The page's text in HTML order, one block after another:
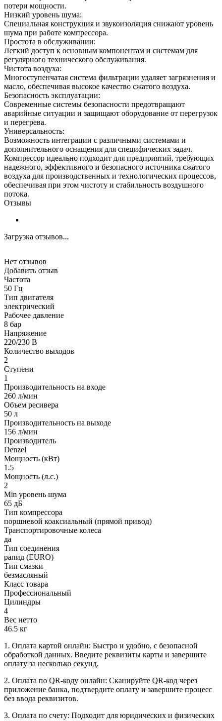
потери мощности.
Низкий уровень шума:
Специальная конструкция и звукоизоляция снижают уровень
шума при работе компрессора.
Простота в обслуживании:
Легкий доступ к основным компонентам и системам для
регулярного технического обслуживания.
Чистота воздуха:
Многоступенчатая система фильтрации удаляет загрязнения и
масло, обеспечивая высокое качество сжатого воздуха.
Безопасность эксплуатации:
Современные системы безопасности предотвращают
аварийные ситуации и защищают оборудование от перегрузок
и перегрева.
Универсальность:
Возможность интеграции с различными системами и
дополнительного оснащения для специфических задач.
Компрессор идеально подходит для предприятий, требующих
надежного, эффективного и безопасного источника сжатого
воздуха для производственных и технологических процессов,
обеспечивая при этом чистоту и стабильность воздушного
потока.
Отзывы
Загрузка отзывов...
Нет отзывов
Добавить отзыв
Частота
50 Гц
Тип двигателя
электрический
Рабочее давление
8 бар
Напряжение
220/230 В
Количество выходов
2
Ступени
1
Производительность на входе
260 л/мин
Объем ресивера
50 л
Производительность на выходе
156 л/мин
Производитель
Denzel
Мощность (кВт)
1.5
Мощность (л.с.)
2
Min уровень шума
65 дБ
Тип компрессора
поршневой коаксиальный (прямой привод)
Транспортировочные колеса
да
Тип соединения
рапид (EURO)
Тип смазки
безмасляный
Класс товара
Профессиональный
Цилиндры
4
Вес нетто
46.5 кг
1. Оплата картой онлайн: Быстро и удобно, с безопасной
обработкой данных. Введите реквизиты карты и завершите
оплату за несколько секунд.
2. Оплата по QR-коду онлайн: Сканируйте QR-код через
приложение банка, подтвердите оплату и завершите процесс
без ввода реквизитов.
3. Оплата по счету: Подходит для юридических и физических